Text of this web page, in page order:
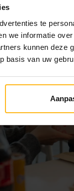
te
we informatie
kunnen deze
basis van uw